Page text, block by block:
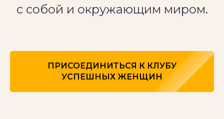
с собой и окружающим миром.
ПРИСОЕДИНИТЬСЯ К КЛУБУ
УСПЕШНЫХ ЖЕНЩИН